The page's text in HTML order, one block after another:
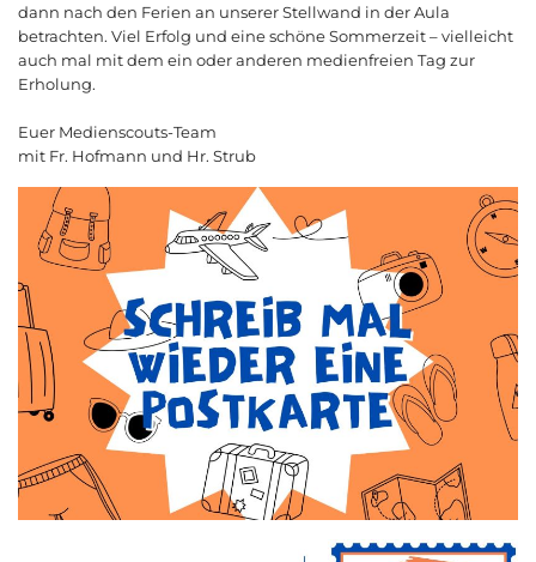
dann nach den Ferien an unserer Stellwand in der Aula
betrachten. Viel Erfolg und eine schöne Sommerzeit – vielleicht
auch mal mit dem ein oder anderen medienfreien Tag zur
Erholung.
Euer Medienscouts-Team
mit Fr. Hofmann und Hr. Strub